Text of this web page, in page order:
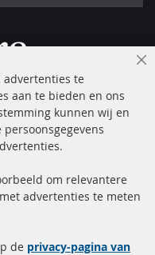
advertenties te
aan te bieden en ons
kunnen wij en
om relevantere
advertenties te meten
de privacy-pagina van